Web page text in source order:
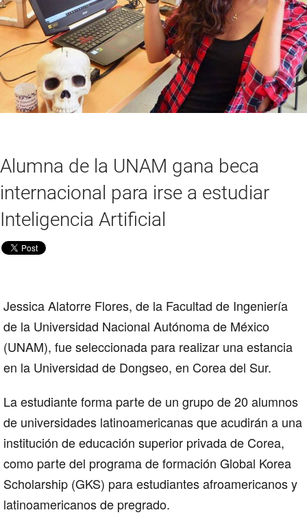
Alumna de la UNAM gana beca
internacional para irse a estudiar
Inteligencia Artificial
Jessica Alatorre Flores, de la Facultad de Ingeniería
de la Universidad Nacional Autónoma de México
(UNAM), fue seleccionada para realizar una estancia
en la Universidad de Dongseo, en Corea del Sur.
La estudiante forma parte de un grupo de 20 alumnos
de universidades latinoamericanas que acudirán a una
institución de educación superior privada de Corea,
como parte del programa de formación Global Korea
Scholarship (GKS) para estudiantes afroamericanos y
latinoamericanos de pregrado.